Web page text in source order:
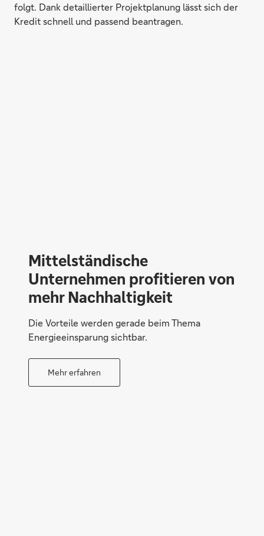
folgt. Dank detaillierter Projektplanung lässt sich der
Kredit schnell und passend beantragen.
Mittelständische
Unternehmen profitieren von
mehr Nachhaltigkeit
Die Vorteile werden gerade beim Thema
Energieeinsparung sichtbar.
Mehr erfahren